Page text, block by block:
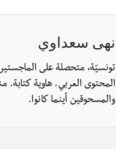
نهى سعداوي
تونسيّة، متحصلة على
المحتوى العربي. هاوية كتابة.
والمسحوقين أينما كانوا.